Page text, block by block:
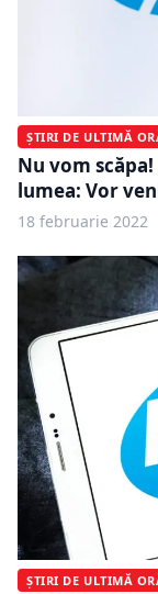
ȘTIRI DE ULTIMĂ
Nu vom
lumea: Vor
18 februarie 2022
ȘTIRI DE ULTIMĂ